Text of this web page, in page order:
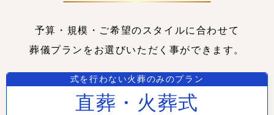
予算・規模・ご希望のスタイルに合わせて
葬儀プランをお選びいただく事ができます。
式を行わない火葬のみのプラン
直葬・火葬式